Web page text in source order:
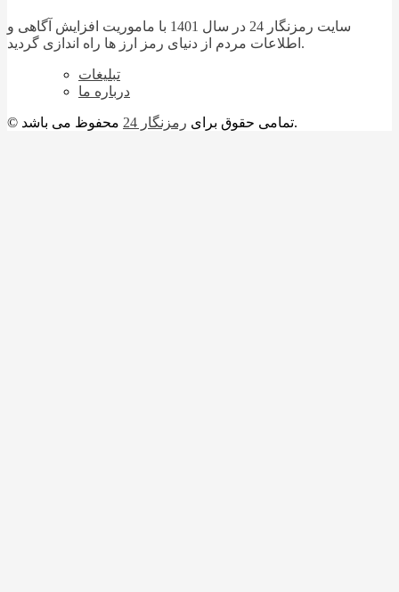
سایت رمزنگار 24 در سال 1401 با ماموریت افزایش آگاهی و
اطلاعات مردم از دنیای رمز ارز ها راه اندازی گردید.
تبلیغات
درباره ما
© تمامی حقوق برای رمزنگار 24 محفوظ می باشد.